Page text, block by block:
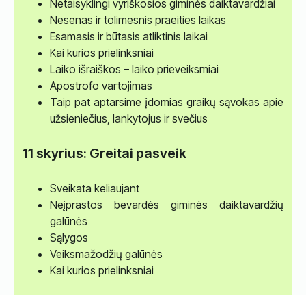
Netaisyklingi vyriškosios giminės daiktavardžiai
Nesenas ir tolimesnis praeities laikas
Esamasis ir būtasis atliktinis laikai
Kai kurios prielinksniai
Laiko išraiškos – laiko prieveiksmiai
Apostrofo vartojimas
Taip pat aptarsime įdomias graikų sąvokas apie
užsieniečius, lankytojus ir svečius
11 skyrius: Greitai pasveik
Sveikata keliaujant
Neįprastos bevardės giminės daiktavardžių
galūnės
Sąlygos
Veiksmažodžių galūnės
Kai kurios prielinksniai